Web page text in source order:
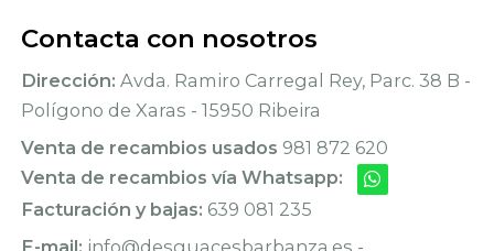
Contacta con nosotros
Dirección: Avda. Ramiro Carregal Rey, Parc. 38 B -
Polígono de Xaras - 15950 Ribeira
Venta de recambios usados 981 872 620
Venta de recambios vía Whatsapp:
Facturación y bajas: 639 081 235
E-mail: info@desguacesbarbanza.es -